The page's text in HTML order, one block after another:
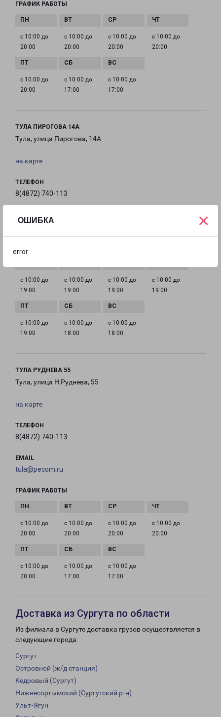
ОШИБКА
error
×
ГРАФИК РАБОТЫ
с 10:00 до
20:00
с 10:00 до
20:00
с 10:00 до
20:00
с 10:00 до
20:00
с 10:00 до
20:00
с 10:00 до
17:00
с 10:00 до
17:00
ТУЛА ПИРОГОВА 14А
Тула, улица Пирогова, 14А
на карте
ТЕЛЕФОН
8(4872) 740-113
с 10:00 до
19:00
с 10:00 до
19:00
с 10:00 до
19:00
с 10:00 до
19:00
с 10:00 до
19:00
с 10:00 до
18:00
с 10:00 до
18:00
ТУЛА РУДНЕВА 55
Тула, улица Н.Руднева, 55
на карте
ТЕЛЕФОН
8(4872) 740-113
EMAIL
tula@pecom.ru
ГРАФИК РАБОТЫ
с 10:00 до
20:00
с 10:00 до
20:00
с 10:00 до
20:00
с 10:00 до
20:00
с 10:00 до
20:00
с 10:00 до
17:00
с 10:00 до
17:00
Доставка из Сургута по области
Из филиала в Сургуте доставка грузов осуществляется в
следующие города:
Сургут
Островной (ж/д станция)
Кедровый (Сургут)
Нижнесортымский (Сургутский р-н)
Ульт-Ягун